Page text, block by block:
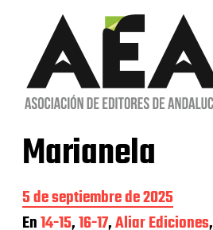
Marianela
F
e
5 de septiembre de 2025
En14-15,16-17,Aliar Ediciones,